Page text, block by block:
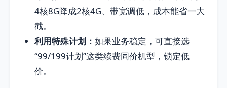
4核8G降成2核4G、带宽调低，成本能省一大
截。
利用特殊计划： 如果业务稳定，可直接选
“99/199计划”这类续费同价机型，锁定低
价。